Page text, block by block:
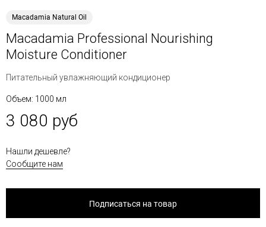
Macadamia Natural Oil
Macadamia Professional Nourishing
Moisture Conditioner
Питательный увлажняющий кондиционер
Объем: 1000 мл
3 080 руб
Нашли дешевле?
Сообщите нам
Подписаться на товар